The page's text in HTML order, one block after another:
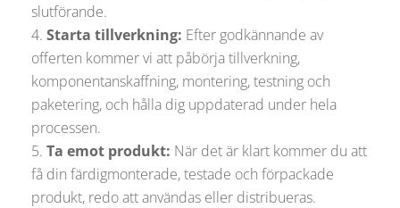
slutförande.
Starta tillverkning: Efter godkännande av
offerten kommer vi att påbörja tillverkning,
komponentanskaffning, montering, testning och
paketering, och hålla dig uppdaterad under hela
processen.
Ta emot produkt: När det är klart kommer du att
få din färdigmonterade, testade och förpackade
produkt, redo att användas eller distribueras.